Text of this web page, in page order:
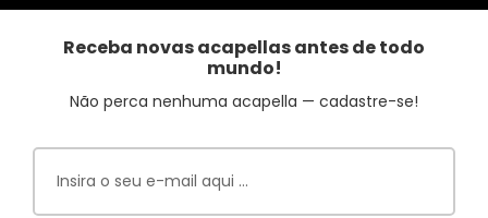
Receba novas acapellas antes de todo
mundo!
Não perca nenhuma acapella — cadastre-se!